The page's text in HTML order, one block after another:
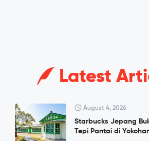
Latest
August 4, 2026
Starbucks Jepang
Tepi Pantai di